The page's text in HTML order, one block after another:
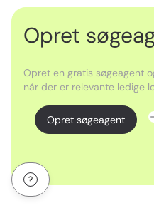
Opret
Opret en gratis søgeagent
når der er relevante ledige
Opret søgeagent